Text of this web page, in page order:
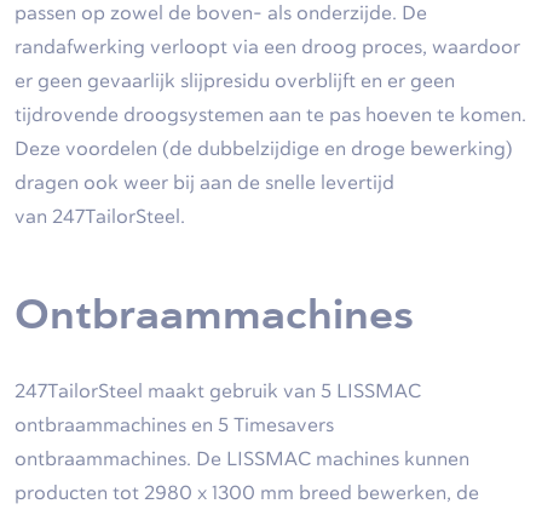
passen op zowel de boven- als onderzijde. De
randafwerking verloopt via een droog proces, waardoor
er geen gevaarlijk slijpresidu overblijft en er geen
tijdrovende droogsystemen aan te pas hoeven te komen.
Deze voordelen (de dubbelzijdige en droge bewerking)
dragen ook weer bij aan de snelle levertijd
van 247TailorSteel .
Ontbraammachines
247TailorSteel maakt gebruik van 5 LISSMAC
ontbraammachines en 5 Timesavers
ontbraammachines. De LISSMAC machines kunnen
producten tot 2980 x 1300 mm breed bewerken, de